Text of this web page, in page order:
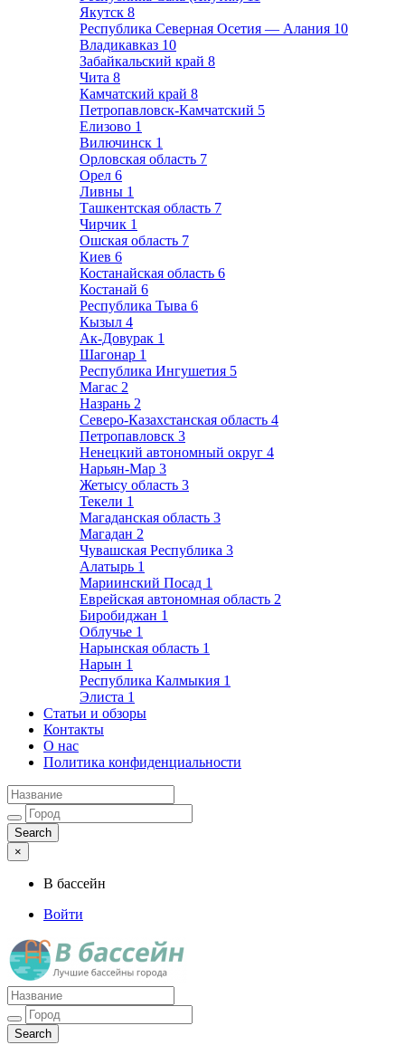
Якутск 8
Республика Северная Осетия — Алания 10
Владикавказ 10
Забайкальский край 8
Чита 8
Камчатский край 8
Петропавловск-Камчатский 5
Елизово 1
Вилючинск 1
Орловская область 7
Орел 6
Ливны 1
Ташкентская область 7
Чирчик 1
Ошская область 7
Киев 6
Костанайская область 6
Костанай 6
Республика Тыва 6
Кызыл 4
Ак-Довурак 1
Шагонар 1
Республика Ингушетия 5
Магас 2
Назрань 2
Северо-Казахстанская область 4
Петропавловск 3
Ненецкий автономный округ 4
Нарьян-Мар 3
Жетысу область 3
Текели 1
Магаданская область 3
Магадан 2
Чувашская Республика 3
Алатырь 1
Мариинский Посад 1
Еврейская автономная область 2
Биробиджан 1
Облучье 1
Нарынская область 1
Нарын 1
Республика Калмыкия 1
Элиста 1
Статьи и обзоры
Контакты
О нас
Политика конфиденциальности
×
В бассейн
Войти
Лучшие бассейны города